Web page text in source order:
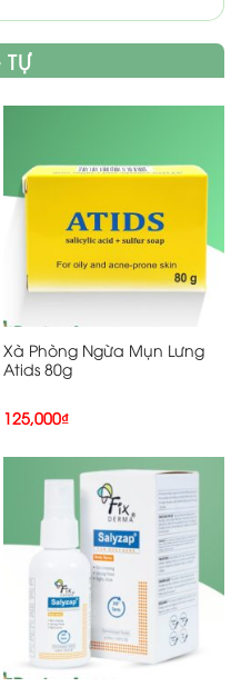
Xà Phòng Ngừa Mụn Lưng
Atids 80g
125,000₫